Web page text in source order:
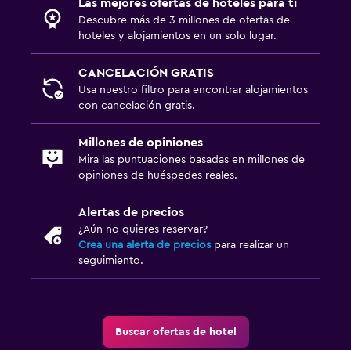
Las mejores ofertas de hoteles para ti
Descubre más de 3 millones de ofertas de
hoteles y alojamientos en un solo lugar.
CANCELACIÓN GRATIS
Usa nuestro filtro para encontrar alojamientos
con cancelación gratis.
Millones de opiniones
Mira las puntuaciones basadas en millones de
opiniones de huéspedes reales.
Alertas de precios
¿Aún no quieres reservar?
Crea una alerta de precios para realizar un
seguimiento.
Buscar ofertas de hotel